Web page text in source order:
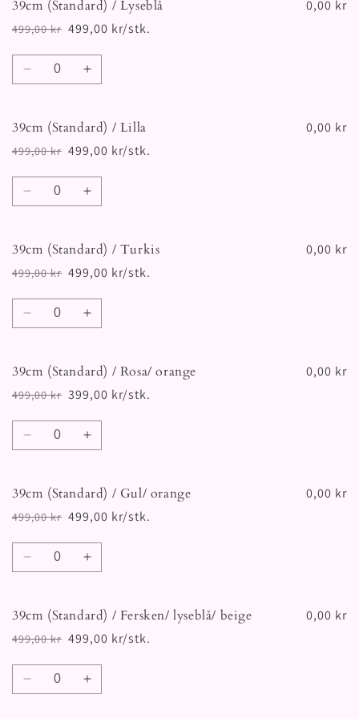
39cm
(Standard)
/
Grønn
39cm
(Standard)
/
Grønn
39cm (Standard) / Lyseblå
Vanlig
pris
499,00 kr
Salgspris 499,00 kr/stk.
0,00 kr
Antall
Senk
39cm
(Standard)
/
Lyseblå
Øk
39cm
(Standard)
/
Lyseblå
39cm (Standard) / Lilla
Vanlig
pris
499,00 kr
Salgspris 499,00 kr/stk.
0,00 kr
Antall
Senk
39cm
(Standard)
/
Lilla
Øk
39cm
(Standard)
/
Lilla
39cm (Standard) / Turkis
Vanlig
pris
499,00 kr
Salgspris 499,00 kr/stk.
0,00 kr
Antall
Senk
39cm
(Standard)
/
Turkis
Øk
39cm
(Standard)
/
Turkis
39cm (Standard) / Rosa/ orange
Vanlig
pris
499,00 kr
Salgspris 399,00 kr/stk.
0,00 kr
Antall
Senk
39cm
(Standard)
/
Rosa/
orange
Øk
39cm
(Standard)
/
Rosa/
orange
39cm (Standard) / Gul/ orange
Vanlig
pris
499,00 kr
Salgspris 499,00 kr/stk.
0,00 kr
Antall
Senk
39cm
(Standard)
/
Gul/
orange
Øk
39cm
(Standard)
/
Gul/
orange
39cm (Standard) / Fersken/ lyseblå/ beige
Vanlig
pris
499,00 kr
Salgspris 499,00 kr/stk.
0,00 kr
Antall
Senk
Øk